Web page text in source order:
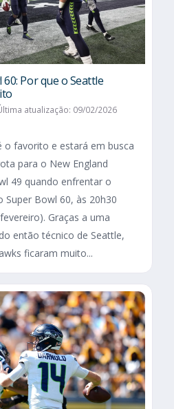
Por que o Seattle
atualização: 09/02/2026
o favorito e estará em busca
para o New England
49 quando enfrentar o
Bowl 60, às 20h30
Graças a uma
então técnico de Seattle,
ficaram muito...